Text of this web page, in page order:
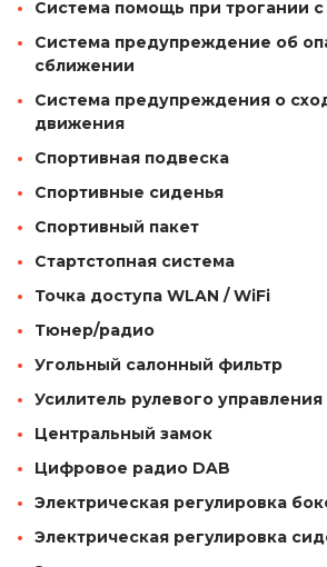
Система помощь при трогании
Система предупреждение об
сближении
Система предупреждения о
движения
Спортивная подвеска
Спортивные сиденья
Спортивный пакет
Стартстопная система
Точка доступа WLAN / WiFi
Тюнер/радио
Угольный салонный фильтр
Усилитель рулевого управления
Центральный замок
Цифровое радио DAB
Электрическая регулировка
Электрическая регулировка